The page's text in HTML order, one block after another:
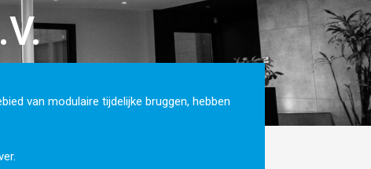
van modulaire tijdelijke bruggen, hebben